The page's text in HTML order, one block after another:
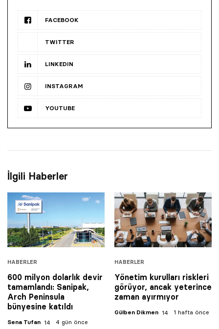
FACEBOOK
TWITTER
LINKEDIN
INSTAGRAM
YOUTUBE
İlgili Haberler
HABERLER
600 milyon dolarlık devir
tamamlandı: Sanipak,
Arch Peninsula
bünyesine katıldı
Sena Tufan 4 gün önce
HABERLER
Yönetim kurulları riskleri
görüyor, ancak yeterince
zaman ayırmıyor
Gülben Dikmen 1 hafta önce